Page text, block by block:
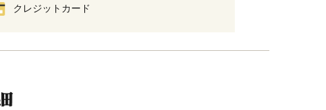
クレジットカード